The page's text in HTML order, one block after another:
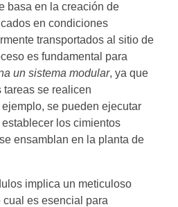
basa en la creación de
en condiciones
transportados al sitio de
es fundamental para
un sistema modular, ya que
tareas se realicen
se pueden ejecutar
establecer los cimientos
ensamblan en la planta de
implica un meticuloso
cual es esencial para